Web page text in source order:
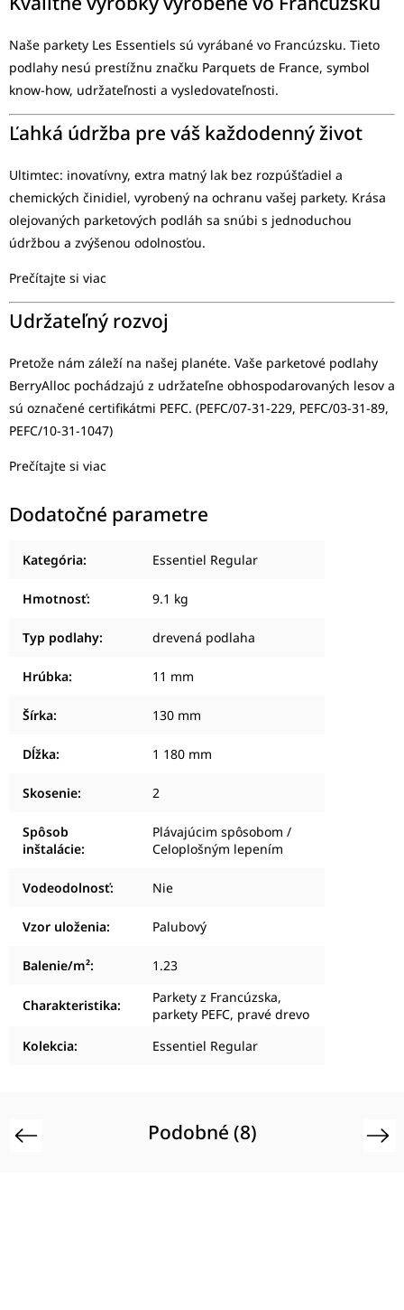
Naše parkety Les Essentiels sú vyrábané vo Francúzsku. Tieto
podlahy nesú prestížnu značku Parquets de France, symbol
know-how, udržateľnosti a vysledovateľnosti.
Ľahká údržba pre váš každodenný život
Ultimtec: inovatívny, extra matný lak bez rozpúšťadiel a
chemických činidiel, vyrobený na ochranu vašej parkety. Krása
olejovaných parketových podláh sa snúbi s jednoduchou
údržbou a zvýšenou odolnosťou.
Prečítajte si viac
Udržateľný rozvoj
Pretože nám záleží na našej planéte. Vaše parketové podlahy
BerryAlloc pochádzajú z udržateľne obhospodarovaných lesov a
sú označené certifikátmi PEFC. (PEFC/07-31-229, PEFC/03-31-89,
PEFC/10-31-1047)
Prečítajte si viac
Dodatočné parametre
Kategória: Essentiel Regular
Hmotnosť: 9.1 kg
Typ podlahy: drevená podlaha
Hrúbka: 11 mm
Šírka: 130 mm
Dĺžka: 1 180 mm
Skosenie: 2
Spôsob
inštalácie:
Plávajúcim spôsobom /
Celoplošným lepením
Vodeodolnosť: Nie
Vzor uloženia: Palubový
Balenie/m²: 1.23
Charakteristika:
Parkety z Francúzska,
parkety PEFC, pravé drevo
Kolekcia: Essentiel Regular
Podobné (8)
Previous Next